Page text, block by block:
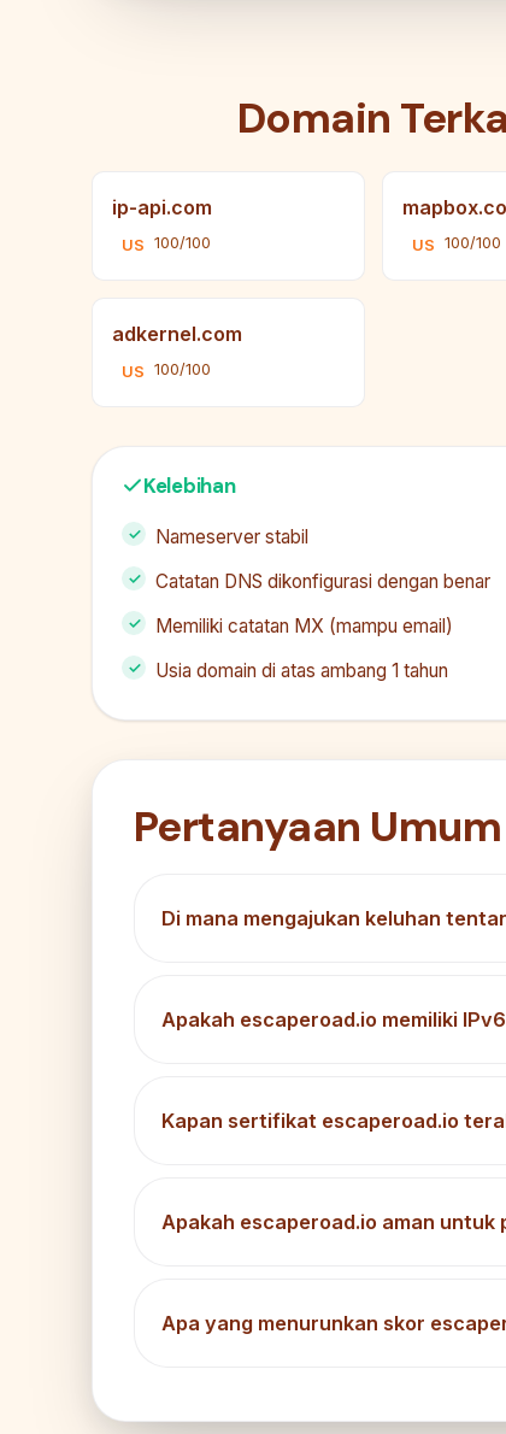
Domain
ip-api.com
US 100/100 US 100/100
adkernel.com
US 100/100
Kelebihan
Nameserver stabil
Catatan DNS dikonfigurasi dengan benar
Memiliki catatan MX (mampu email)
Usia domain di atas ambang 1 tahun
Pertanyaan Umum
Di mana mengajukan keluhan
Apakah escaperoad.io memiliki
Kapan sertifikat escaperoad.io
Apakah escaperoad.io aman untuk
Apa yang menurunkan skor